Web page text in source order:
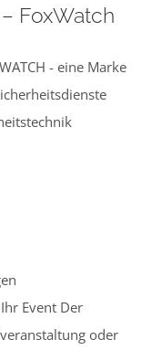
FoxWatch
- eine Marke
Event Der
oder